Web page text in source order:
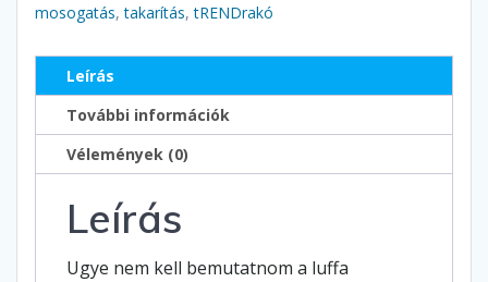
mosogatás,takarítás,tRENDrakó
Leírás
További információk
Vélemények (0)
Leírás
Ugye nem kell bemutatnom a luffa